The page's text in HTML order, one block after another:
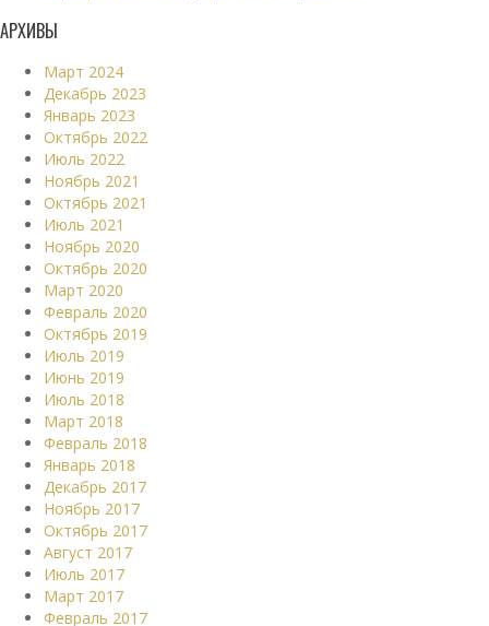
АРХИВЫ
Март 2024
Декабрь 2023
Январь 2023
Октябрь 2022
Июль 2022
Ноябрь 2021
Октябрь 2021
Июль 2021
Ноябрь 2020
Октябрь 2020
Март 2020
Февраль 2020
Октябрь 2019
Июль 2019
Июнь 2019
Июль 2018
Март 2018
Февраль 2018
Январь 2018
Декабрь 2017
Ноябрь 2017
Октябрь 2017
Август 2017
Июль 2017
Март 2017
Февраль 2017